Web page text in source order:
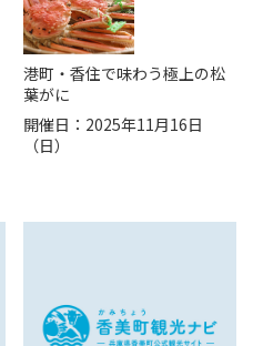
港町・香住で味わう極上の松
葉がに
開催日： 2025年11月16日
（日）